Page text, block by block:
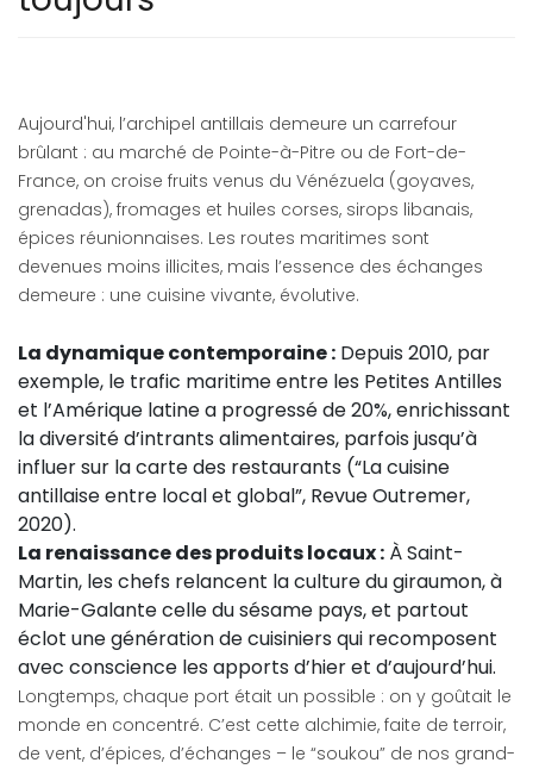
Aujourd'hui, l’archipel antillais demeure un carrefour
brûlant : au marché de Pointe-à-Pitre ou de Fort-de-
France, on croise fruits venus du Vénézuela (goyaves,
grenadas), fromages et huiles corses, sirops libanais,
épices réunionnaises. Les routes maritimes sont
devenues moins illicites, mais l’essence des échanges
demeure : une cuisine vivante, évolutive.
La dynamique contemporaine : Depuis 2010, par
exemple, le trafic maritime entre les Petites Antilles
et l’Amérique latine a progressé de 20%, enrichissant
la diversité d’intrants alimentaires, parfois jusqu’à
influer sur la carte des restaurants (“La cuisine
antillaise entre local et global”, Revue Outremer,
2020).
La renaissance des produits locaux : À Saint-
Martin, les chefs relancent la culture du giraumon, à
Marie-Galante celle du sésame pays, et partout
éclot une génération de cuisiniers qui recomposent
avec conscience les apports d’hier et d’aujourd’hui.
Longtemps, chaque port était un possible : on y goûtait le
monde en concentré. C’est cette alchimie, faite de terroir,
de vent, d’épices, d’échanges – le “soukou” de nos grand-